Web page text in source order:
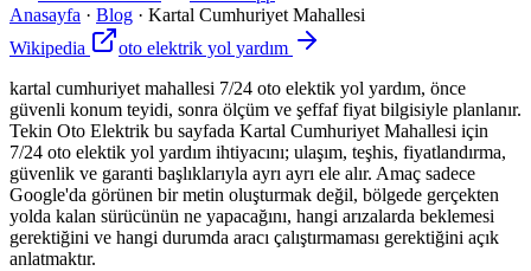
Anasayfa · Blog · Kartal Cumhuriyet Mahallesi
Wikipedia
oto elektrik yol yardım
kartal cumhuriyet mahallesi 7/24 oto elektik yol yardım, önce
güvenli konum teyidi, sonra ölçüm ve şeffaf fiyat bilgisiyle planlanır.
Tekin Oto Elektrik bu sayfada Kartal Cumhuriyet Mahallesi için
7/24 oto elektik yol yardım ihtiyacını; ulaşım, teşhis, fiyatlandırma,
güvenlik ve garanti başlıklarıyla ayrı ayrı ele alır. Amaç sadece
Google'da görünen bir metin oluşturmak değil, bölgede gerçekten
yolda kalan sürücünün ne yapacağını, hangi arızalarda beklemesi
gerektiğini ve hangi durumda aracı çalıştırmaması gerektiğini açık
anlatmaktır.